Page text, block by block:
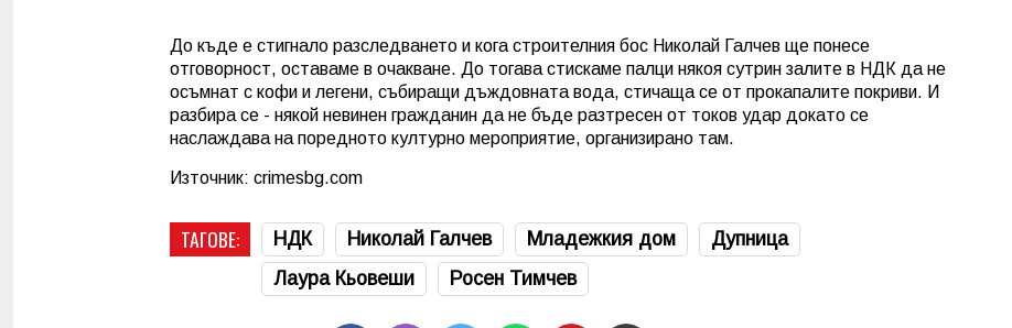
До къде е стигнало разследването и кога строителния бос Николай Галчев ще понесе
отговорност, оставаме в очакване. До тогава стискаме палци някоя сутрин залите в НДК да не
осъмнат с кофи и легени, събиращи дъждовната вода, стичаща се от прокапалите покриви. И
разбира се - някой невинен гражданин да не бъде разтресен от токов удар докато се
наслаждава на поредното културно мероприятие, организирано там.
Източник: crimesbg.com
ТАГОВЕ: НДК Николай Галчев Младежкия дом
Дупница
Лаура Кьовеши
Росен Тимчев